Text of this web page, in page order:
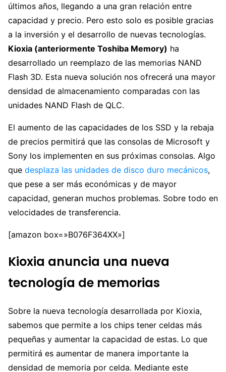
últimos años, llegando a una gran relación entre
capacidad y precio. Pero esto solo es posible gracias
a la inversión y el desarrollo de nuevas tecnologías.
Kioxia (anteriormente Toshiba Memory) ha
desarrollado un reemplazo de las memorias NAND
Flash 3D. Esta nueva solución nos ofrecerá una mayor
densidad de almacenamiento comparadas con las
unidades NAND Flash de QLC.
El aumento de las capacidades de los SSD y la rebaja
de precios permitirá que las consolas de Microsoft y
Sony los implementen en sus próximas consolas. Algo
que desplaza las unidades de disco duro mecánicos,
que pese a ser más económicas y de mayor
capacidad, generan muchos problemas. Sobre todo en
velocidades de transferencia.
[amazon box=»B076F364XX»]
Kioxia anuncia una nueva
tecnología de memorias
Sobre la nueva tecnología desarrollada por Kioxia,
sabemos que permite a los chips tener celdas más
pequeñas y aumentar la capacidad de estas. Lo que
permitirá es aumentar de manera importante la
densidad de memoria por celda. Mediante este